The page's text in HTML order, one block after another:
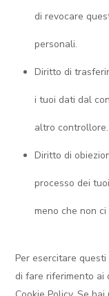
di revocare
personali.
Diritto di
i tuoi dati dal
altro controllore.
Diritto di
processo dei
meno che non
Per esercitare
di fare riferimento